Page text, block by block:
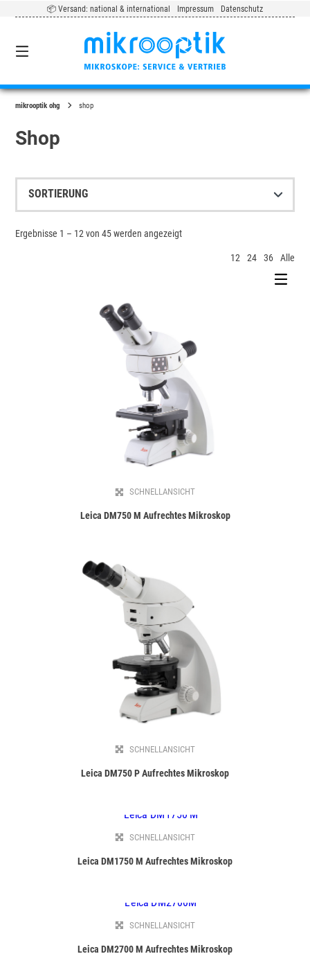
zum
📦 Versand: national & international Impressum Datenschutz
mikrooptik ohg shop
Shop
Ergebnisse 1 – 12 von 45 werden angezeigt
12 24 36 Alle
SCHNELLANSICHT
Leica DM750 M Aufrechtes Mikroskop
SCHNELLANSICHT
Leica DM750 P Aufrechtes Mikroskop
SCHNELLANSICHT
Leica DM1750 M Aufrechtes Mikroskop
SCHNELLANSICHT
Leica DM2700 M Aufrechtes Mikroskop